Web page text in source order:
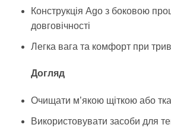
Конструкція Ago з боковою
довговічності
Легка вага та комфорт при
Догляд
Очищати м’якою щіткою або
Використовувати засоби для